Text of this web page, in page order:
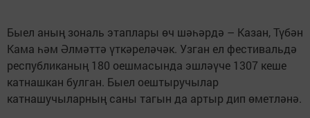
Быел аның зональ этаплары өч шәһәрдә – Казан, Түбән
Кама һәм Әлмәттә үткәреләчәк. Узган ел фестивальдә
республиканың 180 оешмасында эшләүче 1307 кеше
катнашкан булган. Быел оештыручылар
катнашучыларның саны тагын да артыр дип өметләнә.